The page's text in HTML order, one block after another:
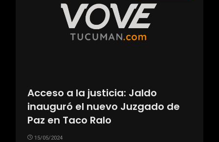
Acceso a la justicia: Jaldo
inauguró el nuevo Juzgado de
Paz en Taco Ralo
15/05/2024